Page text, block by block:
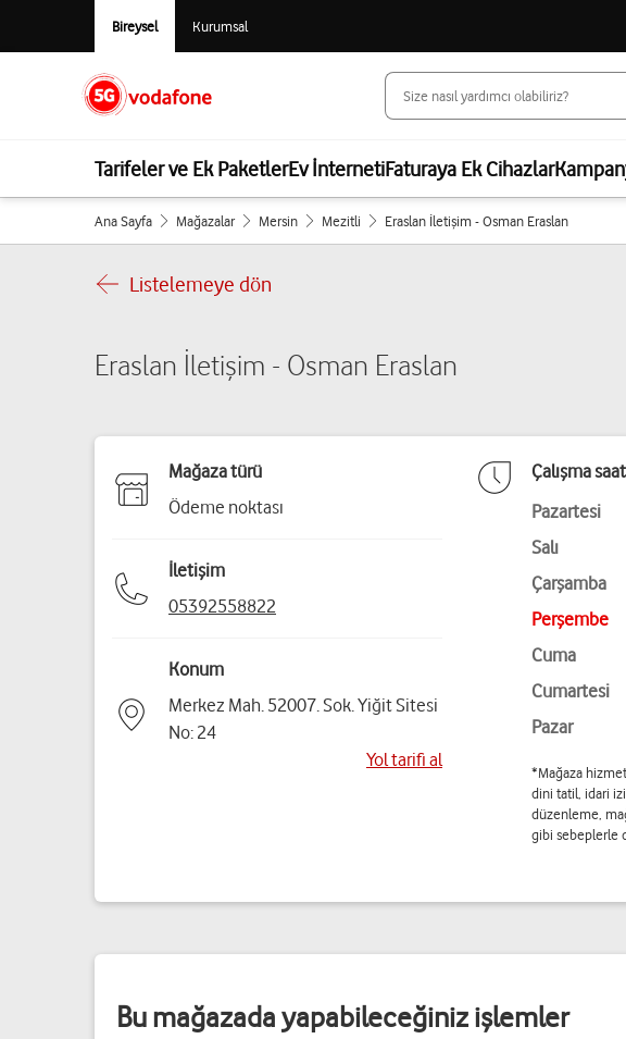
Bireysel Kurumsal
Tarifeler ve Ek PaketlerEv İnternetiFaturaya Ek Cihazlar
Ana Sayfa Mağazalar Mersin Mezitli Eraslan İletişim - Osman Eraslan
Listelemeye dön
Eraslan İletişim - Osman Eraslan
Mağaza türü
Ödeme noktası
İletişim
05392558822
Konum
Merkez Mah. 52007. Sok. Yiğit Sitesi
No: 24
Yol tarifi al
Çalışma
Pazartesi
Salı
Çarşamba
Perşembe
Cuma
Cumartesi
Pazar
*Mağaza
dini tatil, idari
düzenleme,
gibi sebeplerle
Bu mağazada yapabileceğiniz işlemler